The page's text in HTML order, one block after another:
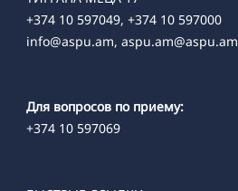
+374 10 597049, +374 10 597000
info@aspu.am, aspu.am@aspu.am
Для вопросов по приему:
+374 10 597069